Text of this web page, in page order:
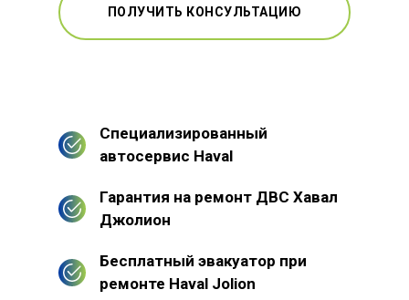
ПОЛУЧИТЬ КОНСУЛЬТАЦИЮ
Специализированный
автосервис Haval
Гарантия на ремонт ДВС Хавал
Джолион
Бесплатный эвакуатор при
ремонте Haval Jolion